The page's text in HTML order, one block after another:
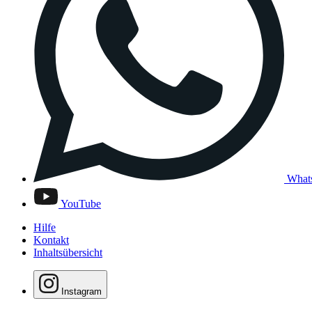
YouTube
Hilfe
Kontakt
Inhaltsübersicht
Instagram